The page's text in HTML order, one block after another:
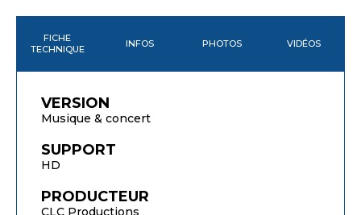
FICHE
TECHNIQUE
INFOS PHOTOS VIDÉOS
VERSION
Musique & concert
SUPPORT
HD
PRODUCTEUR
CLC Productions